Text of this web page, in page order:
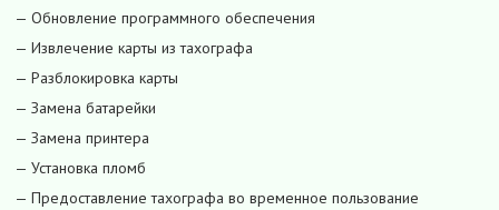
— Обновление программного обеспечения
— Извлечение карты из тахографа
— Разблокировка карты
— Замена батарейки
— Замена принтера
— Установка пломб
— Предоставление тахографа во временное пользование